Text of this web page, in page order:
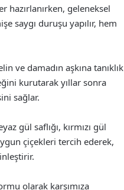
hazırlanırken, geleneksel
saygı duruşu yapılır, hem
ve damadın aşkına tanıklık
kurutarak yıllar sonra
sağlar.
gül saflığı, kırmızı gül
çiçekleri tercih ederek,
olarak karşımıza